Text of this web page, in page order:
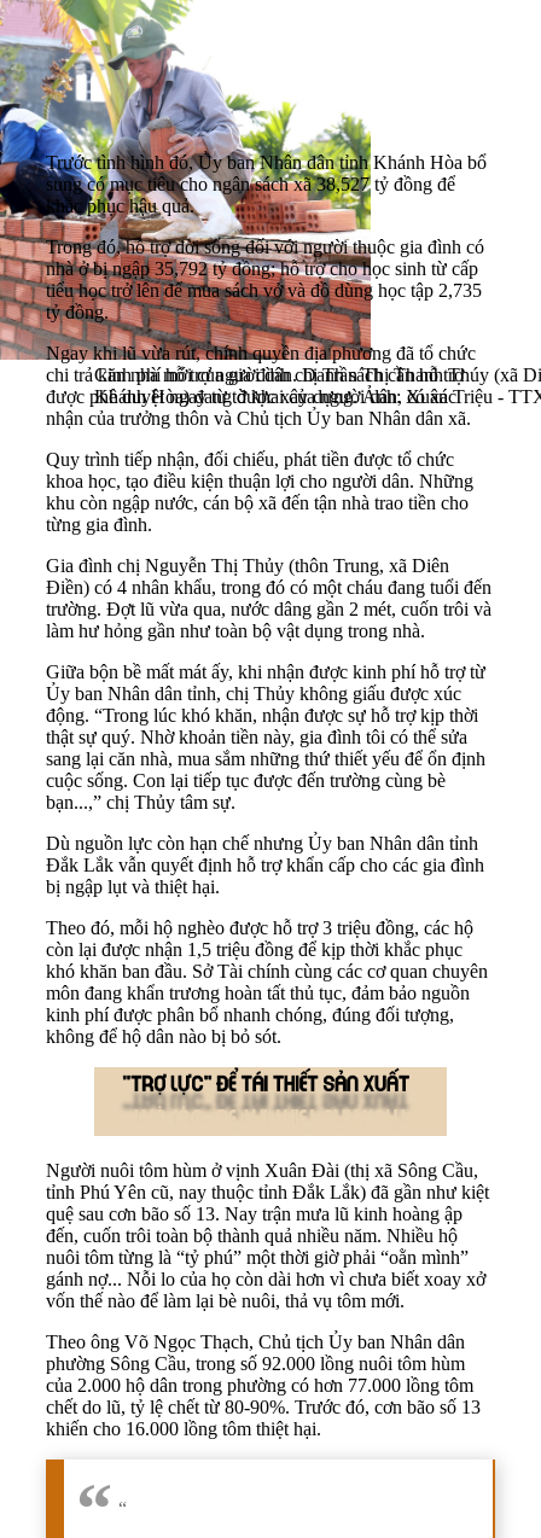
Căn nhà mới của gia đình chị Trần Thị Thanh Thúy (xã
Khánh Hòa) đang được xây dựng. Ảnh: Xuân Triệu -
Trước tình hình đó, Ủy ban Nhân dân tỉnh Khánh Hòa bổ
sung có mục tiêu cho ngân sách xã 38,527 tỷ đồng để
khắc phục hậu quả.
Trong đó, hỗ trợ đời sống đối với người thuộc gia đình có
nhà ở bị ngập 35,792 tỷ đồng; hỗ trợ cho học sinh từ cấp
tiểu học trở lên để mua sách vở và đồ dùng học tập 2,735
tỷ đồng.
Ngay khi lũ vừa rút, chính quyền địa phương đã tổ chức
chi trả kinh phí hỗ trợ người dân. Danh sách cần hỗ trợ
được phê duyệt ngay từ tờ khai của người dân, có xác
nhận của trưởng thôn và Chủ tịch Ủy ban Nhân dân xã.
Quy trình tiếp nhận, đối chiếu, phát tiền được tổ chức
khoa học, tạo điều kiện thuận lợi cho người dân. Những
khu còn ngập nước, cán bộ xã đến tận nhà trao tiền cho
từng gia đình.
Gia đình chị Nguyễn Thị Thủy (thôn Trung, xã Diên
Điền) có 4 nhân khẩu, trong đó có một cháu đang tuổi đến
trường. Đợt lũ vừa qua, nước dâng gần 2 mét, cuốn trôi và
làm hư hỏng gần như toàn bộ vật dụng trong nhà.
Giữa bộn bề mất mát ấy, khi nhận được kinh phí hỗ trợ từ
Ủy ban Nhân dân tỉnh, chị Thủy không giấu được xúc
động. “Trong lúc khó khăn, nhận được sự hỗ trợ kịp thời
thật sự quý. Nhờ khoản tiền này, gia đình tôi có thể sửa
sang lại căn nhà, mua sắm những thứ thiết yếu để ổn định
cuộc sống. Con lại tiếp tục được đến trường cùng bè
bạn...,” chị Thủy tâm sự.
Dù nguồn lực còn hạn chế nhưng Ủy ban Nhân dân tỉnh
Đắk Lắk vẫn quyết định hỗ trợ khẩn cấp cho các gia đình
bị ngập lụt và thiệt hại.
Theo đó, mỗi hộ nghèo được hỗ trợ 3 triệu đồng, các hộ
còn lại được nhận 1,5 triệu đồng để kịp thời khắc phục
khó khăn ban đầu. Sở Tài chính cùng các cơ quan chuyên
môn đang khẩn trương hoàn tất thủ tục, đảm bảo nguồn
kinh phí được phân bổ nhanh chóng, đúng đối tượng,
không để hộ dân nào bị bỏ sót.
Người nuôi tôm hùm ở vịnh Xuân Đài (thị xã Sông Cầu,
tỉnh Phú Yên cũ, nay thuộc tỉnh Đắk Lắk) đã gần như kiệt
quệ sau cơn bão số 13. Nay trận mưa lũ kinh hoàng ập
đến, cuốn trôi toàn bộ thành quả nhiều năm. Nhiều hộ
nuôi tôm từng là “tỷ phú” một thời giờ phải “oằn mình”
gánh nợ... Nỗi lo của họ còn dài hơn vì chưa biết xoay xở
vốn thế nào để làm lại bè nuôi, thả vụ tôm mới.
Theo ông Võ Ngọc Thạch, Chủ tịch Ủy ban Nhân dân
phường Sông Cầu, trong số 92.000 lồng nuôi tôm hùm
của 2.000 hộ dân trong phường có hơn 77.000 lồng tôm
chết do lũ, tỷ lệ chết từ 80-90%. Trước đó, cơn bão số 13
khiến cho 16.000 lồng tôm thiệt hại.
“